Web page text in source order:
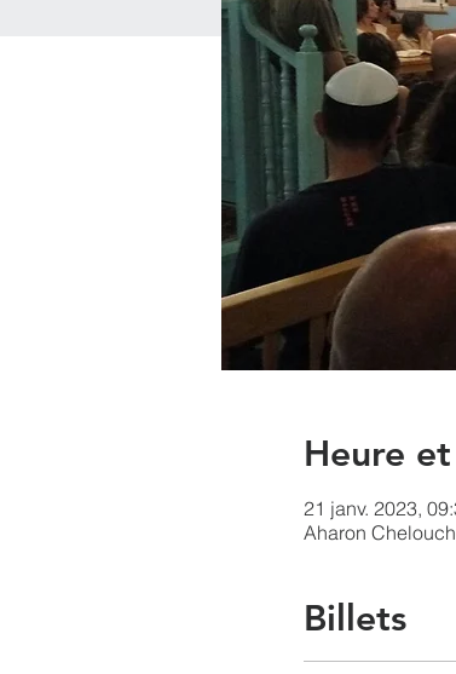
Heure
21 janv. 2023,
Aharon
Billets